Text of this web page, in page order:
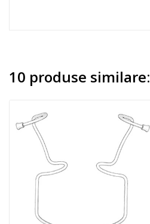
10 produse similare: